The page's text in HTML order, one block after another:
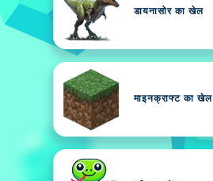
डायनासोर का खेल
माइनक्राफ्ट का खेल